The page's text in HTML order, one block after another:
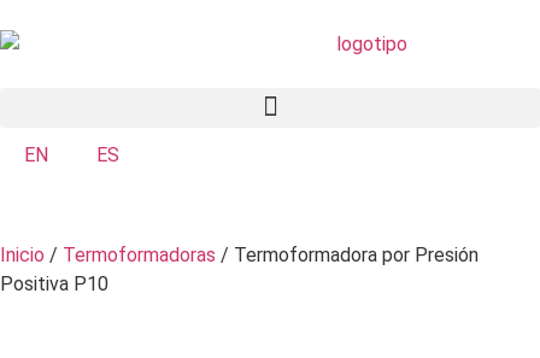
EN ES
Inicio / Termoformadoras / Termoformadora por Presión
Positiva P10